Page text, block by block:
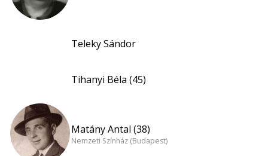
Teleky Sándor
Tihanyi Béla (45)
Matány Antal (38)
Nemzeti Színház (Budapest)